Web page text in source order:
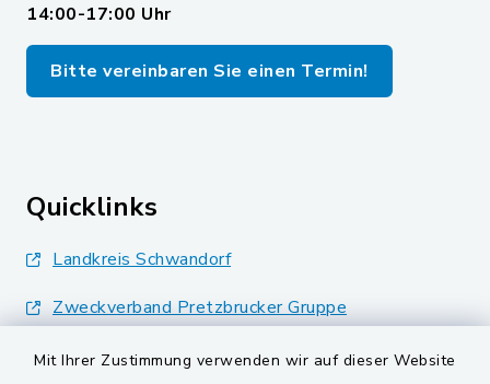
Mit Ihrer Zustimmung verwenden wir auf dieser Website
14:00-17:00 Uhr
Bitte vereinbaren Sie einen Termin!
Quicklinks
Landkreis Schwandorf
Zweckverband Pretzbrucker Gruppe
BayernPortal